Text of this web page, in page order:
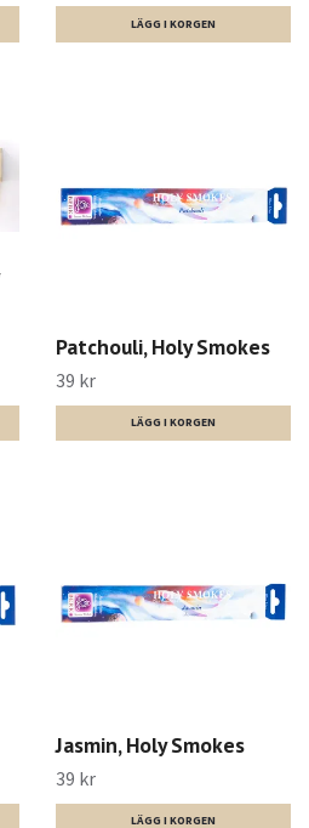
Patchouli, Holy Smokes
39 kr
Jasmin, Holy Smokes
39 kr